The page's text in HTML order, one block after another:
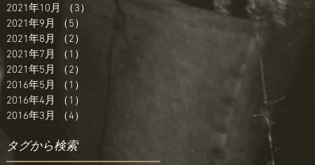
2021年10月
（3）
2021年9月
（5）
2021年8月
（2）
2021年7月
（1）
2021年5月
（2）
2016年5月
（1）
2016年4月
（1）
2016年3月
（4）
タグから検索